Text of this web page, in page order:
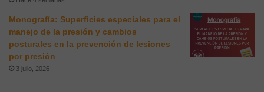
Monografía: Superficies especiales para el
manejo de la presión y cambios
posturales en la prevención de lesiones
por presión
3 julio, 2026